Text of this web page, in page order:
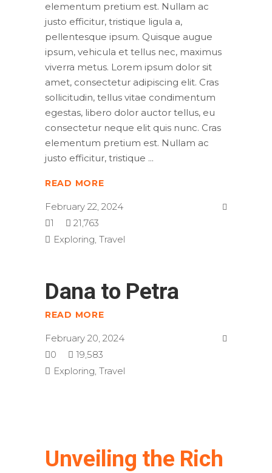
elementum pretium est. Nullam ac
justo efficitur, tristique ligula a,
pellentesque ipsum. Quisque augue
ipsum, vehicula et tellus nec, maximus
viverra metus. Lorem ipsum dolor sit
amet, consectetur adipiscing elit. Cras
sollicitudin, tellus vitae condimentum
egestas, libero dolor auctor tellus, eu
consectetur neque elit quis nunc. Cras
elementum pretium est. Nullam ac
justo efficitur, tristique
READ MORE
February 22, 2024
1
21,763
Exploring, Travel
Dana to Petra
READ MORE
February 20, 2024
0
19,583
Exploring, Travel
Unveiling the Rich